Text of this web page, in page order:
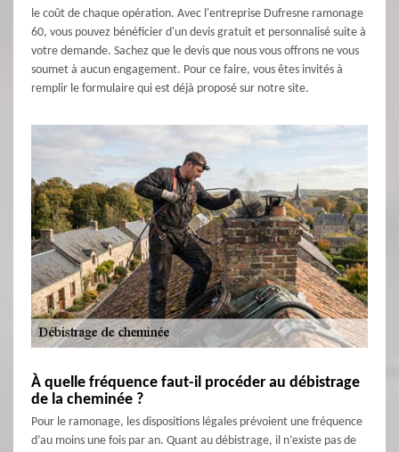
le coût de chaque opération. Avec l'entreprise Dufresne ramonage
60, vous pouvez bénéficier d'un devis gratuit et personnalisé suite à
votre demande. Sachez que le devis que nous vous offrons ne vous
soumet à aucun engagement. Pour ce faire, vous êtes invités à
remplir le formulaire qui est déjà proposé sur notre site.
À quelle fréquence faut-il procéder au débistrage
de la cheminée ?
Pour le ramonage, les dispositions légales prévoient une fréquence
d’au moins une fois par an. Quant au débistrage, il n’existe pas de